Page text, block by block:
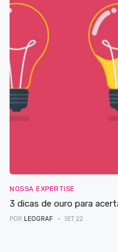
NOSSA EXPERTISE
3 dicas de ouro para
POR LEOGRAF SET 22